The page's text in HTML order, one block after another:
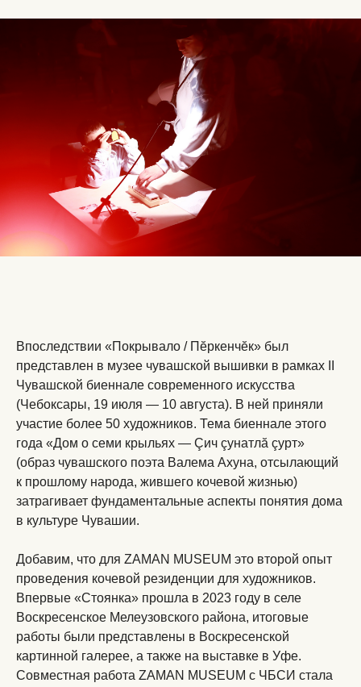
Впоследствии «Покрывало / Пĕркенчĕк» был
представлен в музее чувашской вышивки в рамках II
Чувашской биеннале современного искусства
(Чебоксары, 19 июля — 10 августа). В ней приняли
участие более 50 художников. Тема биеннале этого
года «Дом о семи крыльях — Çич çунатлӑ çурт»
(образ чувашского поэта Валема Ахуна, отсылающий
к прошлому народа, жившего кочевой жизнью)
затрагивает фундаментальные аспекты понятия дома
в культуре Чувашии.
Добавим, что для ZAMAN MUSEUM это второй опыт
проведения кочевой резиденции для художников.
Впервые «Стоянка» прошла в 2023 году в селе
Воскресенское Мелеузовского района, итоговые
работы были представлены в Воскресенской
картинной галерее, а также на выставке в Уфе.
Совместная работа ZAMAN MUSEUM с ЧБСИ стала